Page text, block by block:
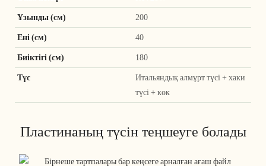
Ұзынды (см) 200
Ені (см) 40
Биіктігі (см) 180
Түс
Итальяндық алмұрт түсі + хаки
түсі + көк
Пластинаның түсін теңшеуге болады